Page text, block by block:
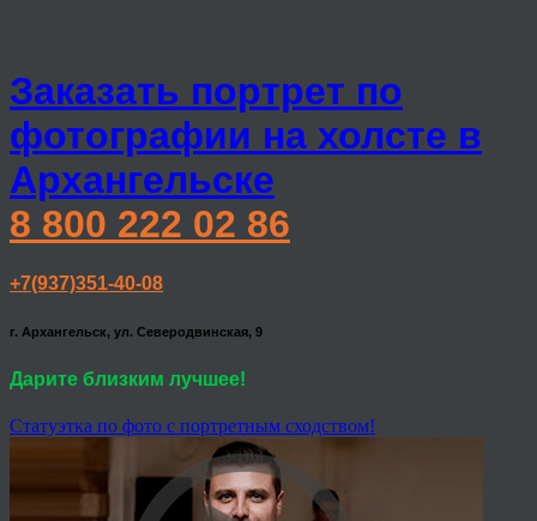
Заказать портрет по
фотографии на холсте в
Архангельске
8 800 222 02 86
+7(937)351-40-08
г. Архангельск, ул. Северодвинская, 9
Дарите близким лучшее!
Статуэтка по фото с портретным сходством!